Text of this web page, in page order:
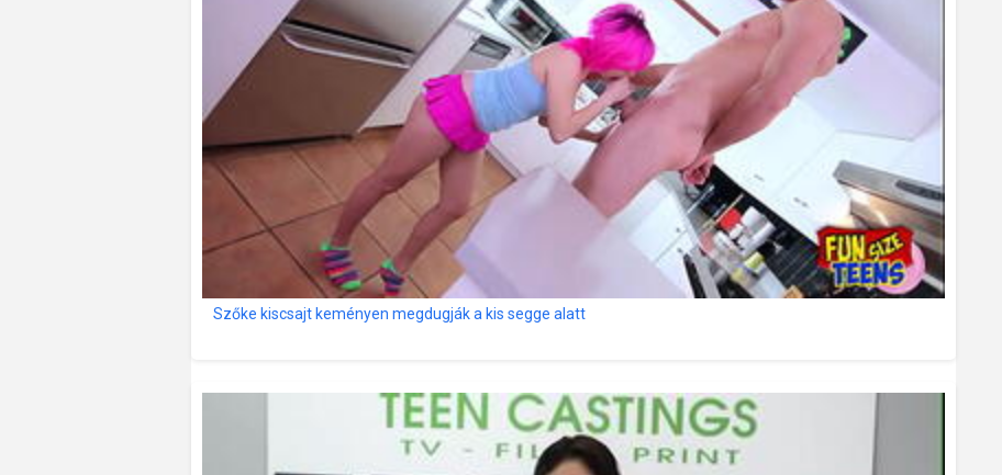
Szőke kiscsajt keményen megdugják a kis segge alatt